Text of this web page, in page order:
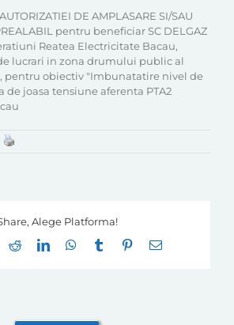
DE AMPLASARE SI/SAU
pentru beneficiar SC DELGAZ
Reatea Electricitate Bacau,
lucrari in zona drumului public al
pentru obiectiv "Imbunatatire nivel de
de joasa tensiune aferenta PTA2
Alege Platforma!
RedditLinkedInWhatsApp
Tumblr Pinterest
E-